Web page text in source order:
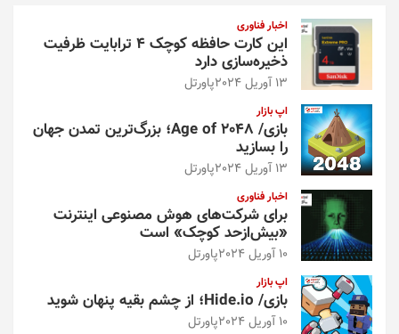
اخبار فناوری
این کارت حافظه کوچک ۴ ترابایت ظرفیت
ذخیره‌سازی دارد
13 آوریل 2024 پاورتل
اپ بازار
بازی/ Age of 2048؛ بزرگ‌ترین تمدن جهان
را بسازید
13 آوریل 2024 پاورتل
اخبار فناوری
برای شرکت‌های هوش مصنوعی اینترنت
«بیش‌از‌حد کوچک» است
10 آوریل 2024 پاورتل
اپ بازار
بازی/ Hide.io؛ از چشم بقیه پنهان شوید
10 آوریل 2024 پاورتل